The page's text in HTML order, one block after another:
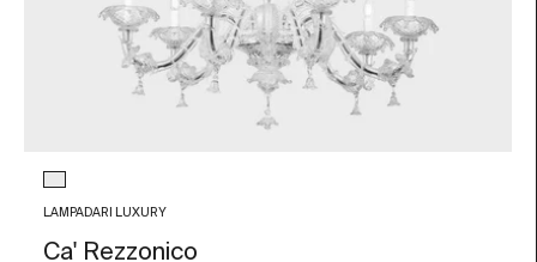
Colore vetro
Trasparente
LAMPADARI LUXURY
Ca' Rezzonico